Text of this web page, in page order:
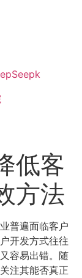
低客
方法
普遍面临客户
开发方式往往
容易出错。随
注其能否真正